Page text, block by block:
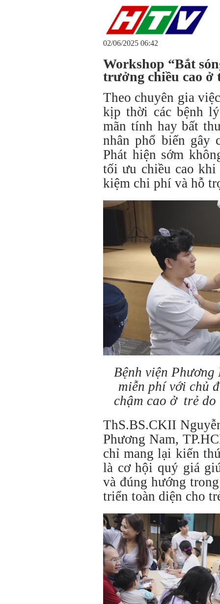
02/06/2025 06:42
Workshop “Bắt
trưởng chiều cao ở
Theo chuyên gia
kịp thời các bệnh
mãn tính hay bất
nhân phổ biến gây
Phát hiện sớm
tối ưu chiều cao
kiệm chi phí và hỗ
Bệnh viện
miễn phí với chủ
chậm cao ở trẻ
ThS.BS.CKII
Phương Nam,
chỉ mang lại kiến
là cơ hội quý giá
và đúng hướng
triển toàn diện cho